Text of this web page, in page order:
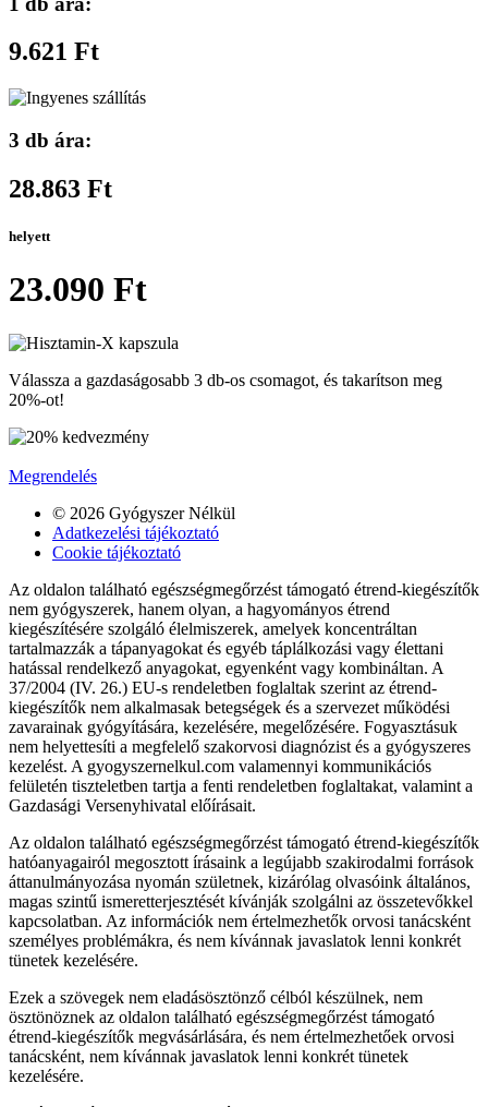
9.621 Ft
3 db ára:
28.863 Ft
helyett
23.090 Ft
Válassza a gazdaságosabb 3 db-os csomagot, és takarítson meg
20%-ot!
Megrendelés
© 2026 Gyógyszer Nélkül
Adatkezelési tájékoztató
Cookie tájékoztató
Az oldalon található egészségmegőrzést támogató étrend-kiegészítők
nem gyógyszerek, hanem olyan, a hagyományos étrend
kiegészítésére szolgáló élelmiszerek, amelyek koncentráltan
tartalmazzák a tápanyagokat és egyéb táplálkozási vagy élettani
hatással rendelkező anyagokat, egyenként vagy kombináltan. A
37/2004 (IV. 26.) EU-s rendeletben foglaltak szerint az étrend-
kiegészítők nem alkalmasak betegségek és a szervezet működési
zavarainak gyógyítására, kezelésére, megelőzésére. Fogyasztásuk
nem helyettesíti a megfelelő szakorvosi diagnózist és a gyógyszeres
kezelést. A gyogyszernelkul.com valamennyi kommunikációs
felületén tiszteletben tartja a fenti rendeletben foglaltakat, valamint a
Gazdasági Versenyhivatal előírásait.
Az oldalon található egészségmegőrzést támogató étrend-kiegészítők
hatóanyagairól megosztott írásaink a legújabb szakirodalmi források
áttanulmányozása nyomán születnek, kizárólag olvasóink általános,
magas szintű ismeretterjesztését kívánják szolgálni az összetevőkkel
kapcsolatban. Az információk nem értelmezhetők orvosi tanácsként
személyes problémákra, és nem kívánnak javaslatok lenni konkrét
tünetek kezelésére.
Ezek a szövegek nem eladásösztönző célból készülnek, nem
ösztönöznek az oldalon található egészségmegőrzést támogató
étrend-kiegészítők megvásárlására, és nem értelmezhetőek orvosi
tanácsként, nem kívánnak javaslatok lenni konkrét tünetek
kezelésére.